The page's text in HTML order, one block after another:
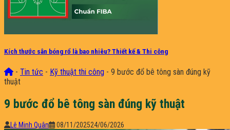
Kích thước sân bóng rổ là bao nhiêu? Thiết kế & Thi công
- Tin tức - Kỹ thuật thi công - 9 bước đổ bê tông sàn đúng kỹ
thuật
9 bước đổ bê tông sàn đúng kỹ thuật
Lê Minh Quân 08/11/202524/06/2026